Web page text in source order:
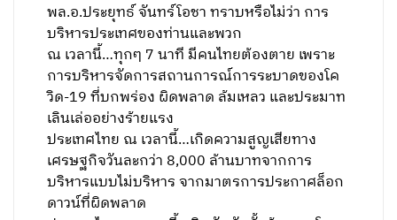
พล.อ.ประยุทธ์ จันทร์โอชา ทราบหรือไม่ว่า การ
บริหารประเทศของท่านและพวก
ณ เวลานี้…ทุกๆ 7 นาที มีคนไทยต้องตาย เพราะ
การบริหารจัดการสถานการณ์การระบาดของโค
วิด-19 ที่บกพร่อง ผิดพลาด ล้มเหลว และประมาท
เลินเล่ออย่างร้ายแรง
ประเทศไทย ณ เวลานี้…เกิดความสูญเสียทาง
เศรษฐกิจวันละกว่า 8,000 ล้านบาทจากการ
บริหารแบบไม่บริหาร จากมาตรการประกาศล็อก
ดาวน์ที่ผิดพลาด